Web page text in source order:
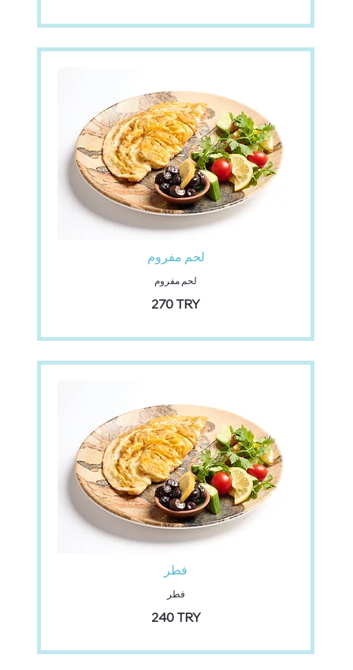
لحم مفروم
لحم مفروم
‏270 TRY
فطر
فطر
‏240 TRY